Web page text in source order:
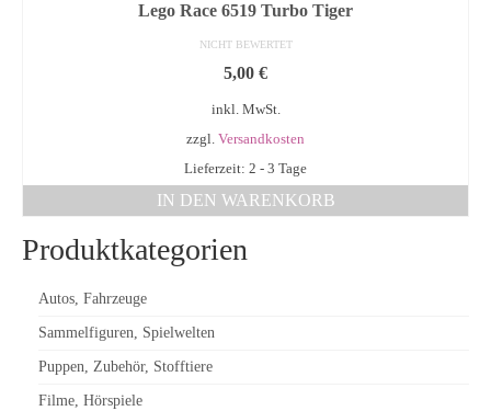
Lego Race 6519 Turbo Tiger
NICHT BEWERTET
5,00 €
inkl. MwSt.
zzgl. Versandkosten
Lieferzeit: 2 - 3 Tage
IN DEN WARENKORB
Produktkategorien
Autos, Fahrzeuge
Sammelfiguren, Spielwelten
Puppen, Zubehör, Stofftiere
Filme, Hörspiele